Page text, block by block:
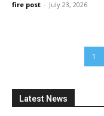
fire post - July 23, 2026
1
Latest News